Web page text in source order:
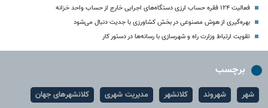
فعالیت ۱۲۴ فقره حساب ارزی دستگاه‌های اجرایی خارج از حساب واحد خزانه
بهره‌گیری از هوش مصنوعی در بخش کشاورزی با جدیت دنبال می‌شود
تقویت ارتباط وزارت راه و شهرسازی با رسانه‌ها در دستور کار
برچسب
شهر شهروند کلانشهر مدیریت شهری
کلانشهرهای جهان